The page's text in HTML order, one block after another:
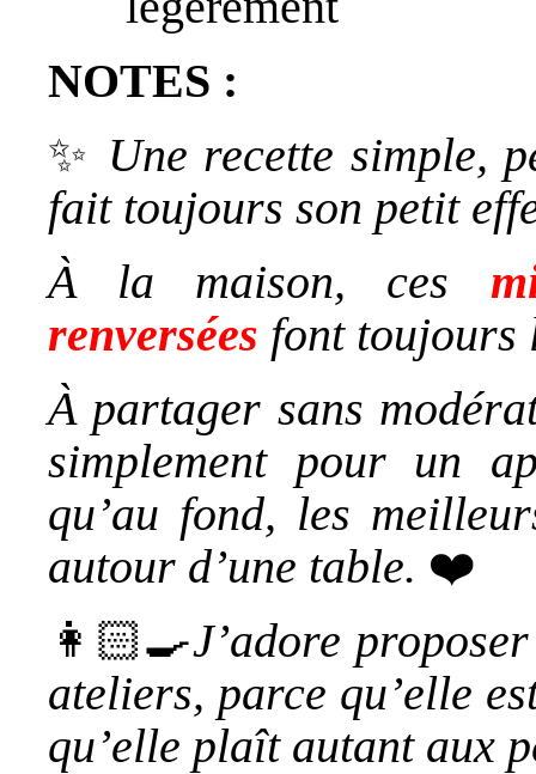
NOTES :
✨ Une recette simple,
fait toujours son petit
À la maison, ces
renversées font toujours
À partager sans
simplement pour un
qu’au fond, les
autour d’une table. ❤️
👩🏻‍🍳J’adore
ateliers, parce qu’elle
qu’elle plaît autant aux